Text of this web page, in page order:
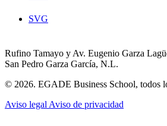
SVG
Rufino Tamayo y Av. Eugenio Garza
San Pedro Garza García, N.L.
© 2026. EGADE Business School, todos
Aviso legal Aviso de privacidad